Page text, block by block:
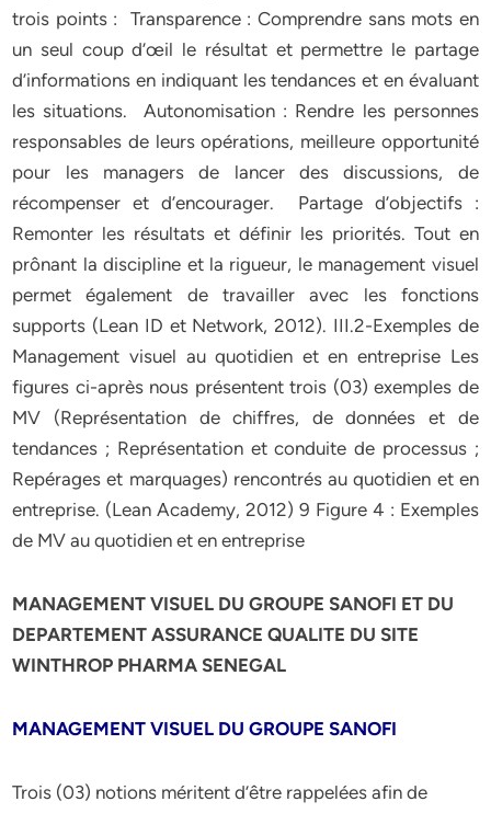
trois points : Transparence : Comprendre sans mots en
un seul coup d’œil le résultat et permettre le partage
d’informations en indiquant les tendances et en évaluant
les situations. Autonomisation : Rendre les personnes
responsables de leurs opérations, meilleure opportunité
pour les managers de lancer des discussions, de
récompenser et d’encourager. Partage d’objectifs :
Remonter les résultats et définir les priorités. Tout en
prônant la discipline et la rigueur, le management visuel
permet également de travailler avec les fonctions
supports (Lean ID et Network, 2012). III.2-Exemples de
Management visuel au quotidien et en entreprise Les
figures ci-après nous présentent trois (03) exemples de
MV (Représentation de chiffres, de données et de
tendances ; Représentation et conduite de processus ;
Repérages et marquages) rencontrés au quotidien et en
entreprise. (Lean Academy, 2012) 9 Figure 4 : Exemples
de MV au quotidien et en entreprise
MANAGEMENT VISUEL DU GROUPE SANOFI ET DU
DEPARTEMENT ASSURANCE QUALITE DU SITE
WINTHROP PHARMA SENEGAL
MANAGEMENT VISUEL DU GROUPE SANOFI
Trois (03) notions méritent d’être rappelées afin de